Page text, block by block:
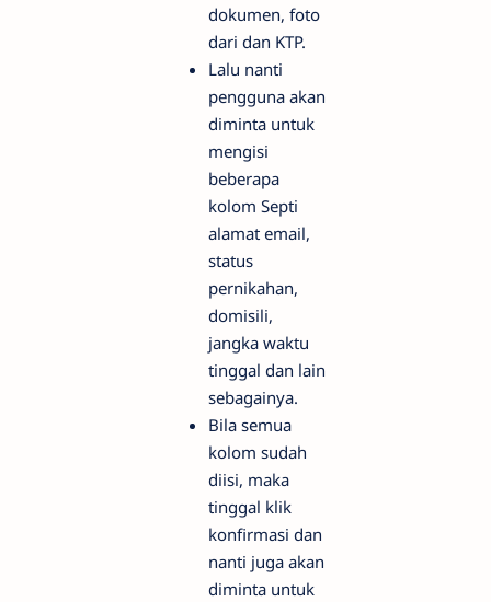
dokumen, foto
dari dan KTP.
Lalu nanti
pengguna akan
diminta untuk
mengisi
beberapa
kolom Septi
alamat email,
status
pernikahan,
domisili,
jangka waktu
tinggal dan lain
sebagainya.
Bila semua
kolom sudah
diisi, maka
tinggal klik
konfirmasi dan
nanti juga akan
diminta untuk